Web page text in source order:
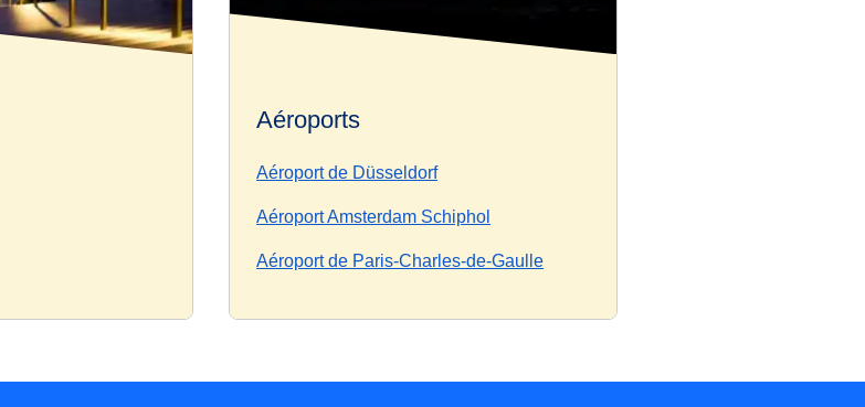
Aéroports
Aéroport de Düsseldorf
Aéroport Amsterdam Schiphol
Aéroport de Paris-Charles-de-Gaulle